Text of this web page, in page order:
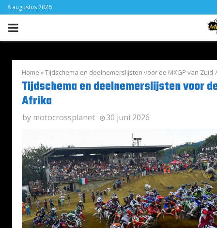
8 augustus 2026
PRIMARY
Home »Tijdschema en deelnemerslijsten voor de MXGP van
Tijdschema en deelnemerslijsten voor
Afrika
by motocrossplanet 30 juni 2026